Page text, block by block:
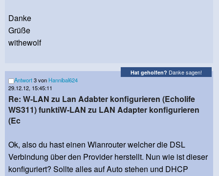
Danke
Grüße
withewolf
Hat geholfen? Danke sagen!
Antwort3 von Hannibal624
29.12.12, 15:45:11
Re: W-LAN zu Lan Adabter konfigurieren (Echolife
WS311) funktiW-LAN zu LAN Adapter konfigurieren
(Ec
Ok, also du hast einen Wlanrouter welcher die DSL
Verbindung über den Provider herstellt. Nun wie ist dieser
konfiguriert? Sollte alles auf Auto stehen und DHCP